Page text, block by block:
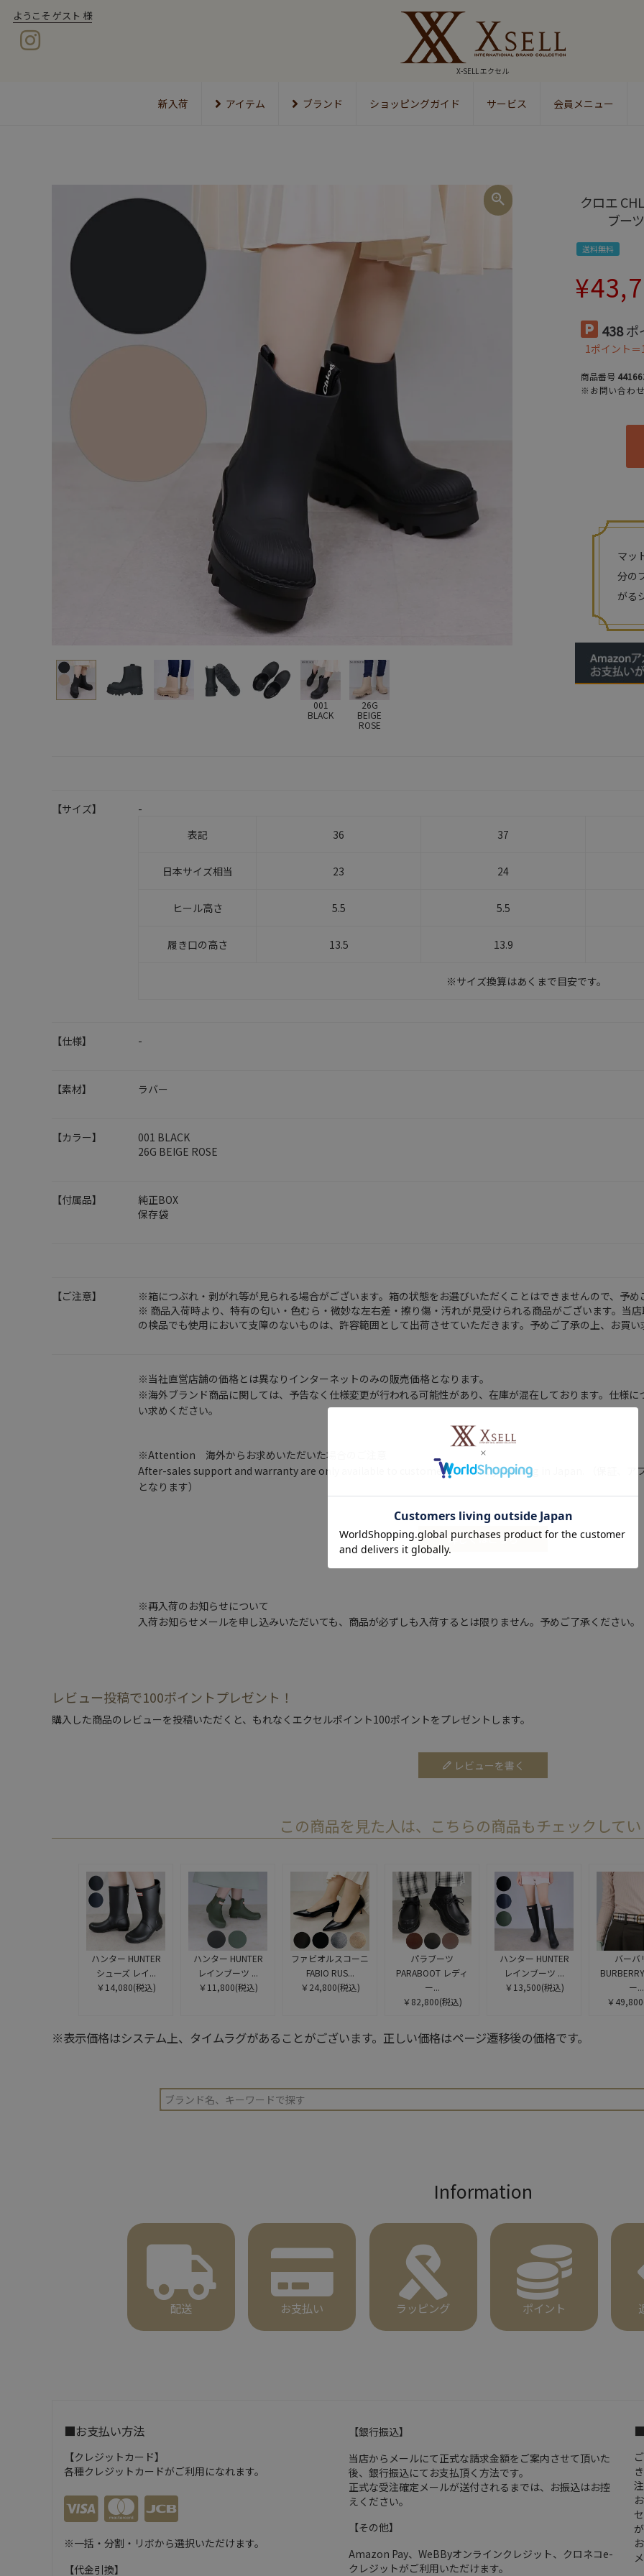
ようこそ ゲスト 様
X-SELL エクセル
新入荷 アイテム ブランド ショッピングガイド サービス 会員メニュー
検索
001
BLACK
26G
BEIGE
ROSE
クロエ
ブー
送料無料
¥
438ポ
1ポイント＝
商品番号
※お問い合わ
マッ
分の
がる
【サイズ】
-
表記
36 37
日本サイズ相当 23 24
ヒール高さ 5.5 5.5
履き口の高さ 13.5 13.9
※サイズ換算はあくまで目安です。
【仕様】 -
【素材】 ラバー
【カラー】
001 BLACK
26G BEIGE ROSE
【付属品】
純正BOX
保存袋
【ご注意】
※箱につぶれ・剥がれ等が見られる場合がございます。箱の状態をお選びいただくことはできませんので、予め
※ 商品入荷時より、特有の匂い・色むら・微妙な左右差・擦り傷・汚れが見受けられる商品がございます。当
の検品でも使用において支障のないものは、許容範囲として出荷させていただきます。予めご了承の上、お買
※当社直営店舗の価格とは異なりインターネットのみの販売価格となります。
※海外ブランド商品に関しては、予告なく仕様変更が行われる可能性があり、在庫が混在しております。仕様
い求めください。
※Attention 海外からお求めいただいた場合のご注意
After-sales support and warranty are only available to customers currently residing in Japan. （保証、アフ
となります）
詳しくはこちら
※再入荷のお知らせについて
入荷お知らせメールを申し込みいただいても、商品が必ずしも入荷するとは限りません。予めご了承ください。
レビュー投稿で100ポイントプレゼント！
購入した商品のレビューを投稿いただくと、もれなくエクセルポイント100ポイントをプレゼントします。
レビューを書く
この商品を見た人は、こちらの商品もチェックして
ハンター HUNTER
シューズ レイ...
￥14,080(税込)
ハンター HUNTER
レインブーツ ...
￥11,800(税込)
ファビオルスコーニ
FABIO RUS...
￥24,800(税込)
パラブーツ
PARABOOT レディ
ー...
￥82,800(税込)
ハンター HUNTER
レインブーツ ...
￥13,500(税込)
バーバ
ー...
￥49,800
※表示価格はシステム上、タイムラグがあることがございます。正しい価格はページ遷移後の価格です。
Information
配送 お支払い ラッピング ポイント
■お支払い方法
【クレジットカード】
各種クレジットカードがご利用になれます。
※一括・分割・リボから選択いただけます。
【代金引換】
【銀行振込】
当店からメールにて正式な請求金額をご案内させて頂いた
後、銀行振込にてお支払頂く方法です。
正式な受注確定メールが送付されるまでは、お振込はお控
えください。
【その他】
Amazon Pay、WeBByオンラインクレジット、クロネコe-
クレジットがご利用いただけます。